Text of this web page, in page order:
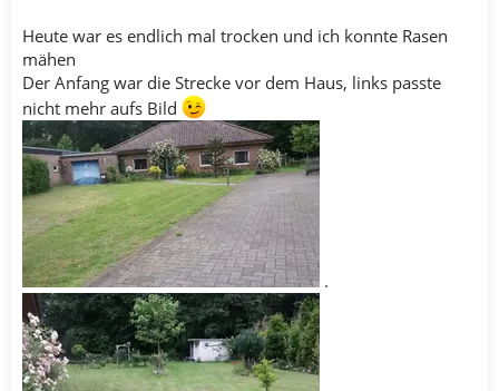
Heute war es endlich mal trocken und ich konnte Rasen
mähen
Der Anfang war die Strecke vor dem Haus, links passte
nicht mehr aufs Bild
.